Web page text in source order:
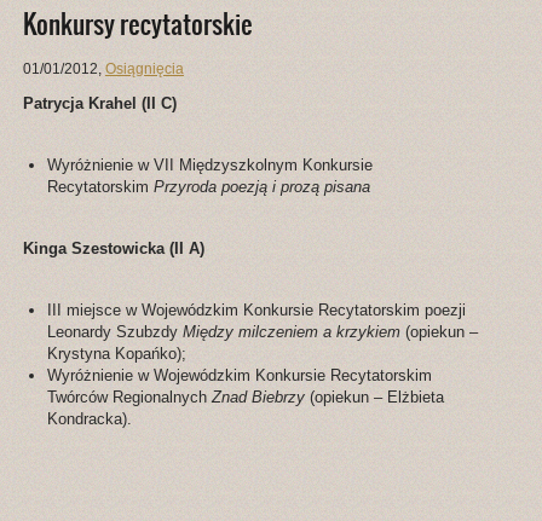
Konkursy recytatorskie
01/01/2012, Osiągnięcia
Patrycja Krahel (II C)
Wyróżnienie w VII Międzyszkolnym Konkursie
Recytatorskim Przyroda poezją i prozą pisana
Kinga Szestowicka (II A)
III miejsce w Wojewódzkim Konkursie Recytatorskim poezji
Leonardy Szubzdy Między milczeniem a krzykiem(opiekun –
Krystyna Kopańko);
Wyróżnienie w Wojewódzkim Konkursie Recytatorskim
Twórców RegionalnychZnad Biebrzy (opiekun – Elżbieta
Kondracka).